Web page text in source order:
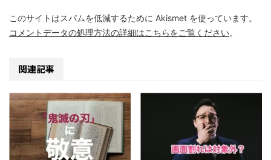
このサイトはスパムを低減するために Akismet を使っています。
コメントデータの処理方法の詳細はこちらをご覧ください。
関連記事